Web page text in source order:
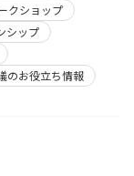
クショップ
シップ
のお役立ち情報